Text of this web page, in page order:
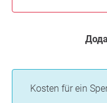
Kosten für ein